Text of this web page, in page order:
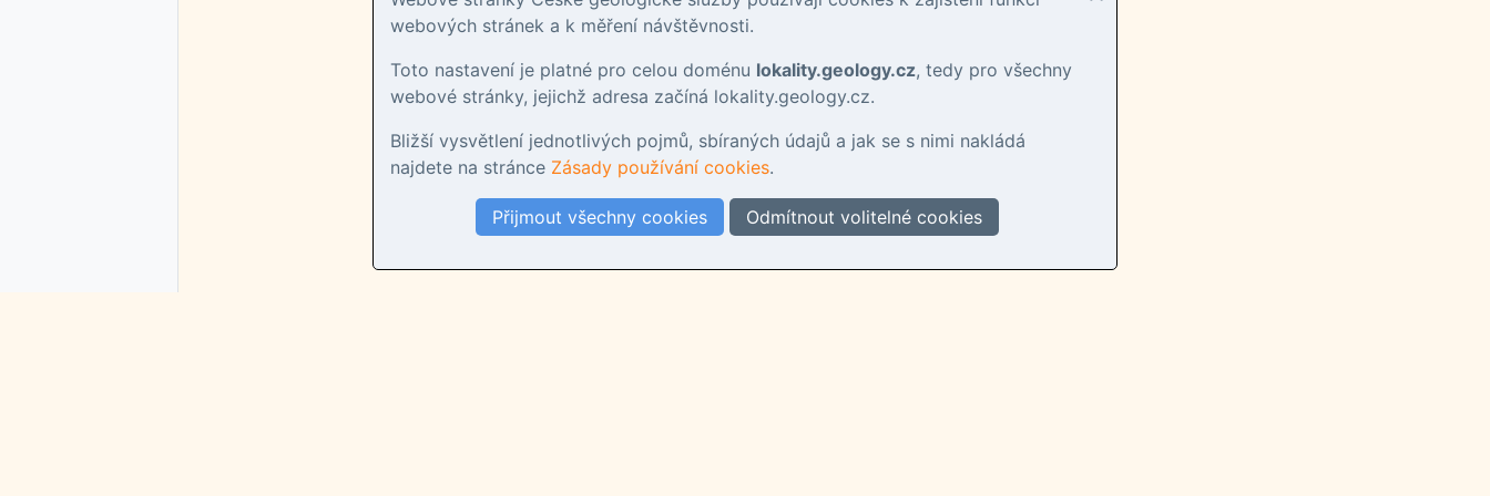
webových stránek a k měření návštěvnosti.
Toto nastavení je platné pro celou doménu lokality.geology.cz, tedy pro všechny
webové stránky, jejichž adresa začíná lokality.geology.cz.
Bližší vysvětlení jednotlivých pojmů, sbíraných údajů a jak se s nimi nakládá
najdete na stránce Zásady používání cookies.
Přijmout všechny cookies Odmítnout volitelné cookies